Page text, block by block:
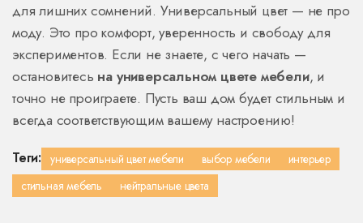
для лишних сомнений. Универсальный цвет — не про
моду. Это про комфорт, уверенность и свободу для
экспериментов. Если не знаете, с чего начать —
остановитесь на универсальном цвете мебели, и
точно не проиграете. Пусть ваш дом будет стильным и
всегда соответствующим вашему настроению!
Теги: универсальный цвет мебели выбор мебели
интерьер
стильная мебель
нейтральные цвета